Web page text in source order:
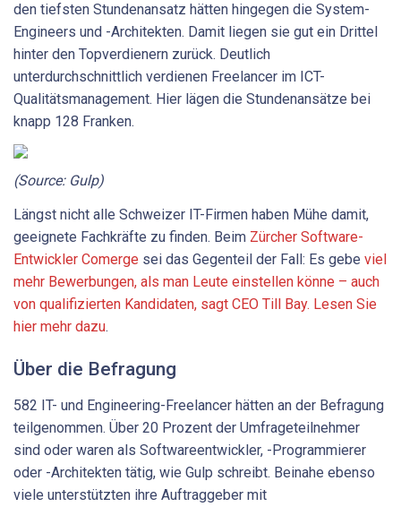
den tiefsten Stundenansatz hätten hingegen die System-
Engineers und -Architekten. Damit liegen sie gut ein Drittel
hinter den Topverdienern zurück. Deutlich
unterdurchschnittlich verdienen Freelancer im ICT-
Qualitätsmanagement. Hier lägen die Stundenansätze bei
knapp 128 Franken.
(Source: Gulp)
Längst nicht alle Schweizer IT-Firmen haben Mühe damit,
geeignete Fachkräfte zu finden. Beim Zürcher Software-
Entwickler Comerge sei das Gegenteil der Fall: Es gebe viel
mehr Bewerbungen, als man Leute einstellen könne – auch
von qualifizierten Kandidaten, sagt CEO Till Bay. Lesen Sie
hier mehr dazu.
Über die Befragung
582 IT- und Engineering-Freelancer hätten an der Befragung
teilgenommen. Über 20 Prozent der Umfrageteilnehmer
sind oder waren als Softwareentwickler, -Programmierer
oder -Architekten tätig, wie Gulp schreibt. Beinahe ebenso
viele unterstützten ihre Auftraggeber mit